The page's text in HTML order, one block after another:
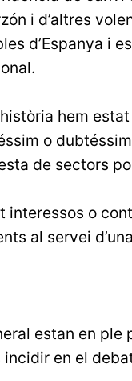
i d’altres
d’Espanya i
hem
o
de sectors
interessos o
al servei
estan en ple
en el